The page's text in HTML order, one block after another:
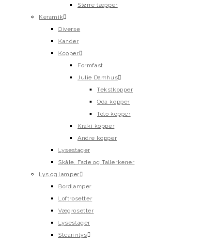
Større tæpper
Keramik
Diverse
Kander
Kopper
Formfast
Julie Damhus
Tekstkopper
Oda kopper
Toto kopper
Kraki kopper
Andre kopper
Lysestager
Skåle, Fade og Tallerkener
Lys og lamper
Bordlamper
Loftrosetter
Vægrosetter
Lysestager
Stearinlys